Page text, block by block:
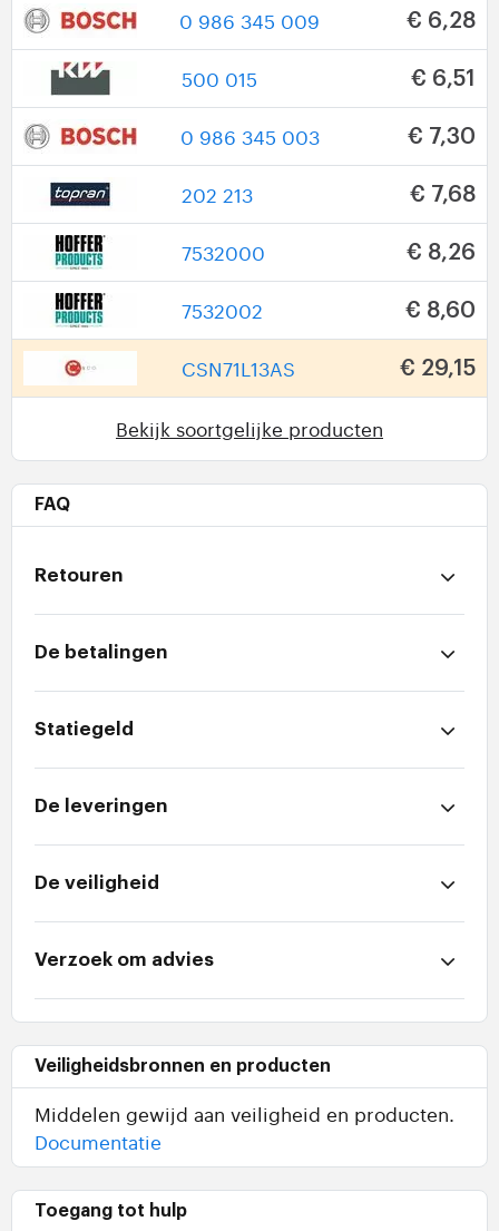
0 986 345 009 € 6,28
500 015 € 6,51
0 986 345 003 € 7,30
202 213 € 7,68
7532000 € 8,26
7532002 € 8,60
CSN71L13AS € 29,15
Bekijk soortgelijke producten
FAQ
Retouren
De betalingen
Statiegeld
De leveringen
De veiligheid
Verzoek om advies
Veiligheidsbronnen en producten
Middelen gewijd aan veiligheid en producten.
Documentatie
Toegang tot hulp